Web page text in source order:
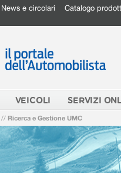
News e circolari Catalogo
VEICOLI SERVIZI
// Ricerca e Gestione UMC